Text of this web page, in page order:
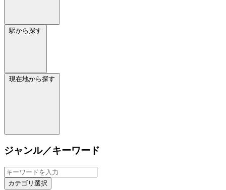
駅から探す
現在地から探す
ジャンル／キーワード
カテゴリ選択